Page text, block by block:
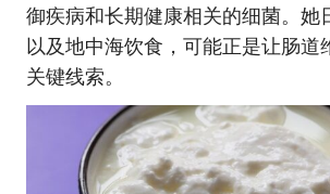
御疾病和长期健康相关的细菌。她
以及地中海饮食，可能正是让肠道
关键线索。